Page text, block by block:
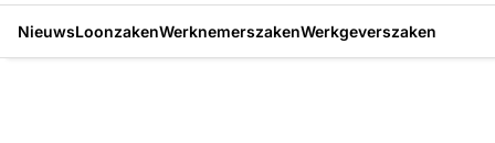
NieuwsLoonzakenWerknemerszakenWerkgeverszaken